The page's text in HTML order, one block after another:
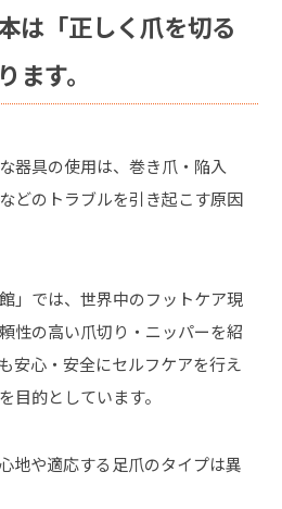
は「正しく爪を切る
ます。
器具の使用は、巻き爪・陥入
どのトラブルを引き起こす原因
」では、世界中のフットケア現
性の高い爪切り・ニッパーを紹
安心・安全にセルフケアを行え
目的としています。
地や適応する足爪のタイプは異